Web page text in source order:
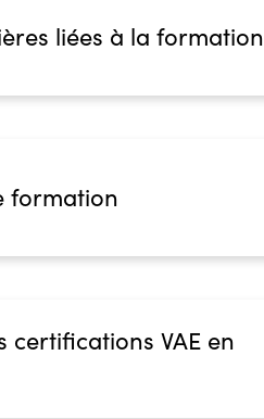
liées à la formation
formation
certifications VAE en